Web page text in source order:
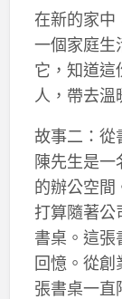
在新的家中
一個家庭生
它，知道這
人，帶去溫
故事二：從
陳先生是一
的辦公空間
打算隨著公
書桌。這張
回憶。從創
張書桌一直